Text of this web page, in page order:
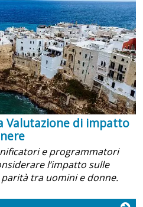
Valutazione di impatto
e programmatori
l’impatto sulle
tra uomini e donne.